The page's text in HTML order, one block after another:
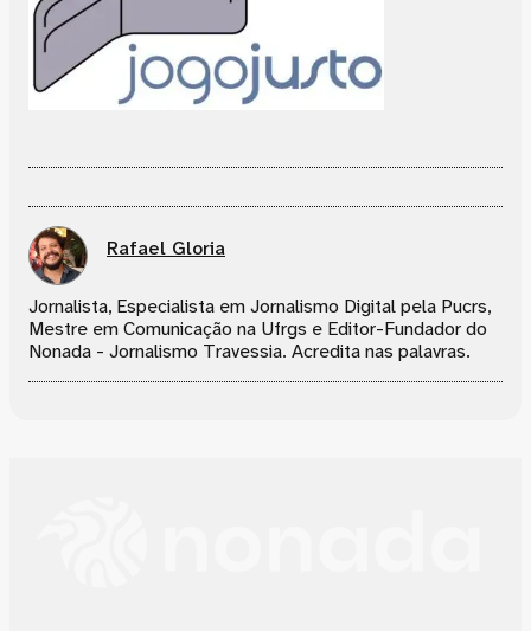
Rafael Gloria
Jornalista, Especialista em Jornalismo Digital pela Pucrs,
Mestre em Comunicação na Ufrgs e Editor-Fundador do
Nonada - Jornalismo Travessia. Acredita nas palavras.